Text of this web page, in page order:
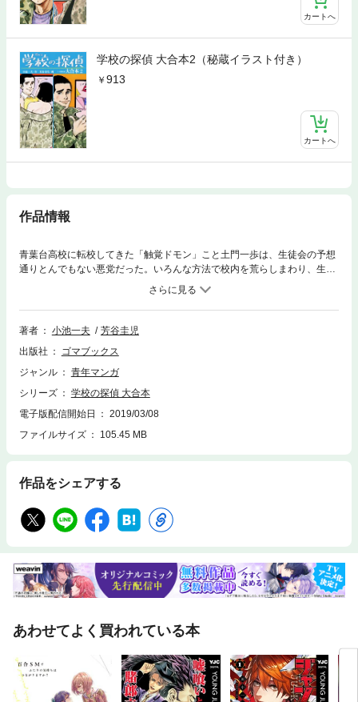
カートへ
学校の探偵 大合本2（秘蔵イラスト付き）
913
カートへ
作品情報
青葉台高校に転校してきた「触覚ドモン」こと土門一歩は、生徒会の予想
通りとんでもない悪党だった。いろんな方法で校内を荒らしまわり、生徒
を学校ごと災難に陥れるのだった。しかし、その裏には秘密があった。小
池・芳谷の名コンビが送る傑作を合本第2巻で。電子版配信記念として、1
970年代に作者が雑誌トップコミックのために書き下ろしたおしゃれでエ
ッチな秘蔵イラストを巻末に添付。
著者 小池一夫
芳谷圭児
出版社
ゴマブックス
ジャンル
青年マンガ
シリーズ
学校の探偵 大合本
電子版配信開始日
2019/03/08
ファイルサイズ
105.45 MB
作品をシェアする
あわせてよく買われている本